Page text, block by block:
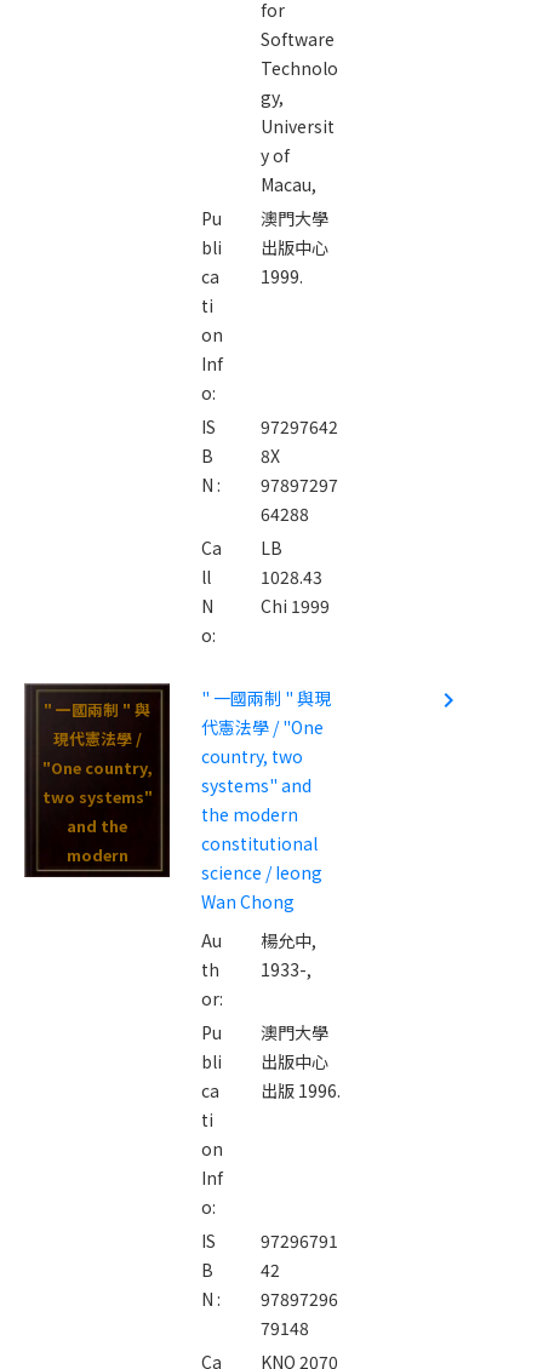
for
Software
Technolo
gy,
Universit
y of
Macau,
Pu
bli
ca
ti
on
Inf
o:
澳門大學
出版中心
1999.
IS
B
N :
97297642
8X
97897297
64288
Ca
ll
N
o:
LB
1028.43
Chi 1999
" 一國兩制 " 與
現代憲法學 /
"One country,
two systems"
and the
modern
constitutiona
" 一國兩制 " 與現
代憲法學 / "One
country, two
systems" and
the modern
constitutional
science / Ieong
Wan Chong
Au
th
or:
楊允中,
1933-,
Pu
bli
ca
ti
on
Inf
o:
澳門大學
出版中心
出版 1996.
IS
B
N :
97296791
42
97897296
79148
Ca
KNQ 2070
navigate_next